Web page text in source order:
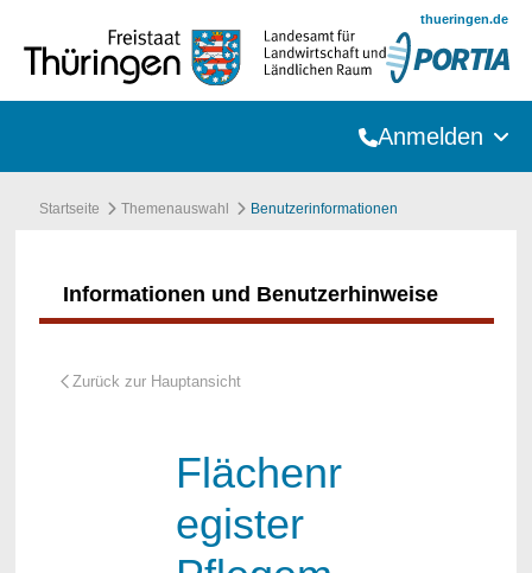
thueringen.de
Anmelden
Startseite Themenauswahl Benutzerinformationen
Informationen und Benutzerhinweise
Flächenr
egister